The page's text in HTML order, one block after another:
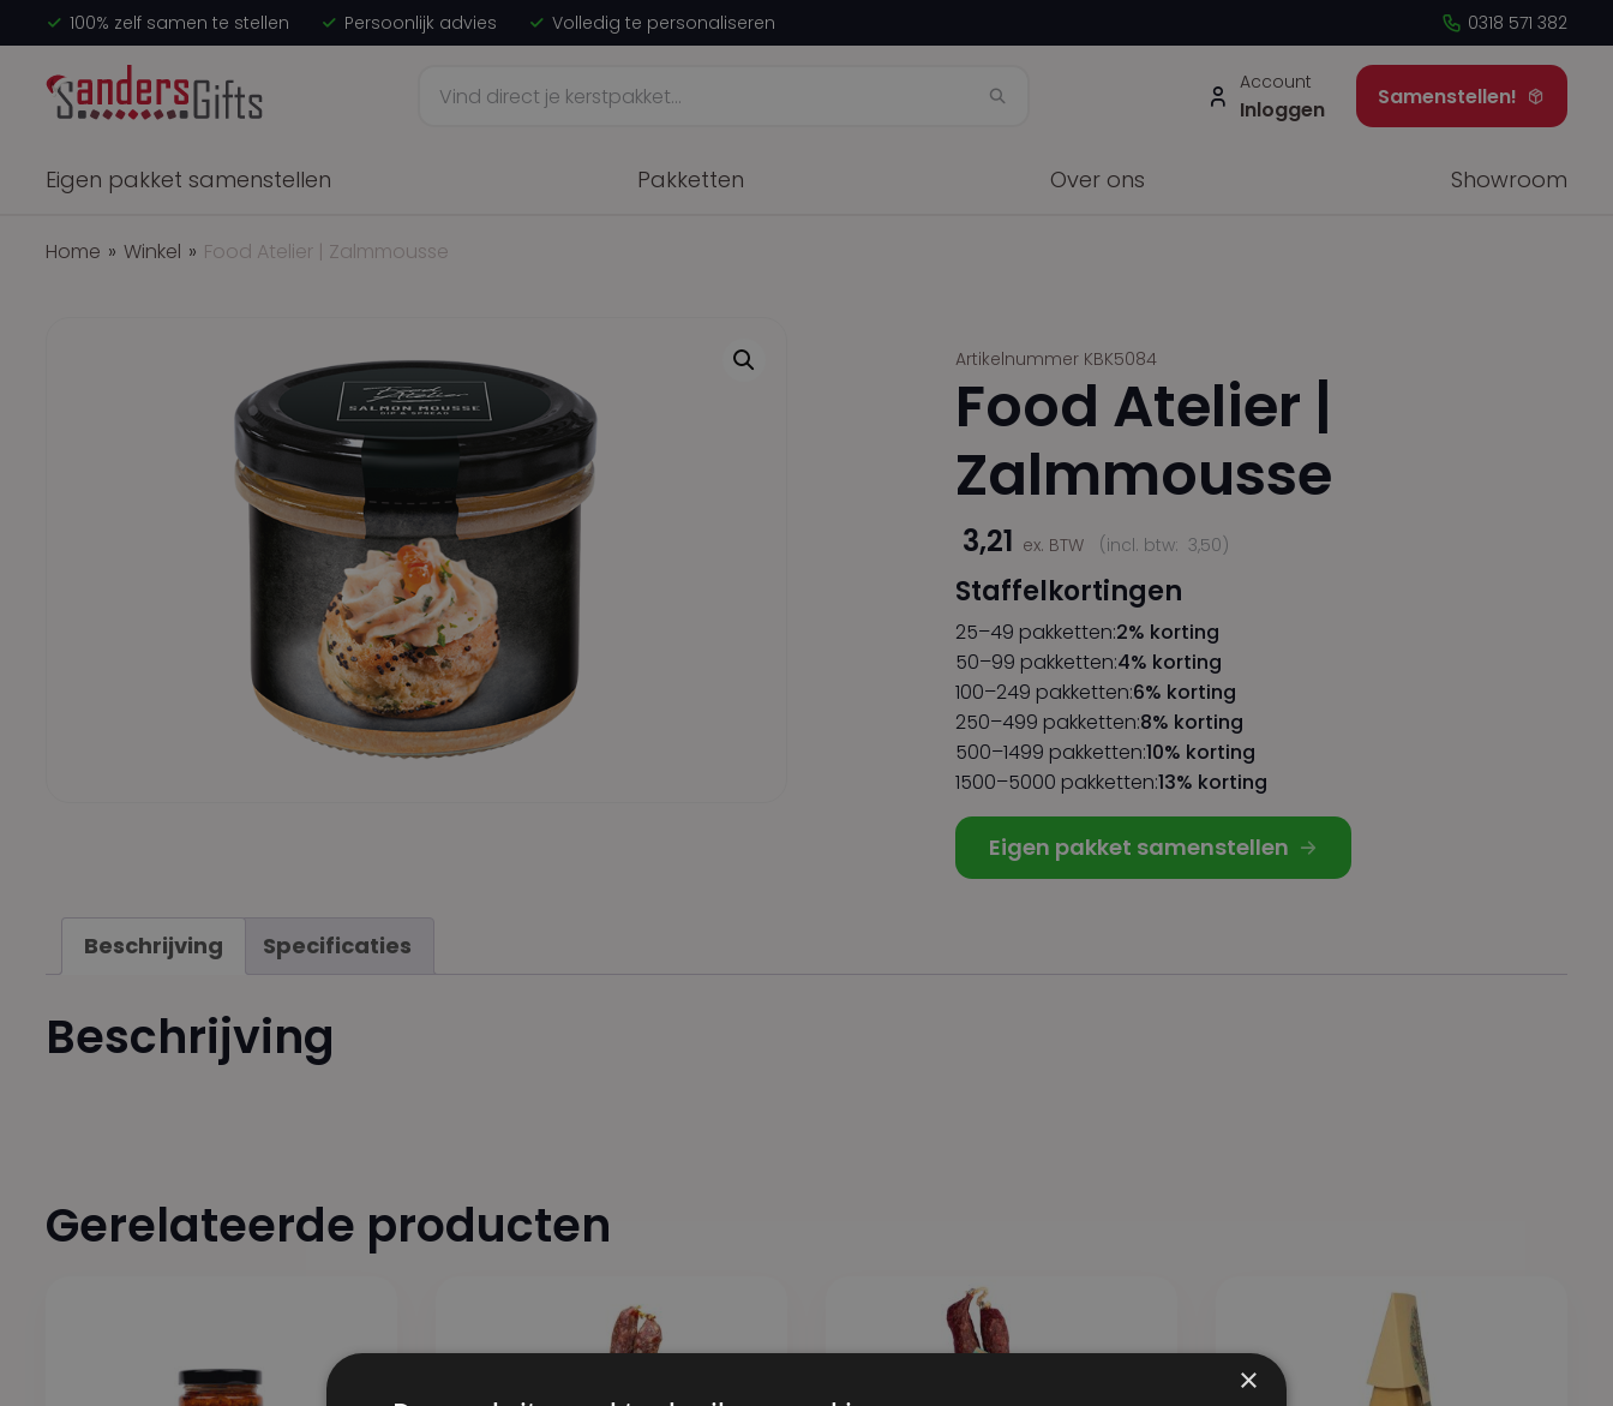
100% zelf samen te stellen Persoonlijk advies Volledig te personaliseren 0318 571 382
Account
Inloggen Samenstellen!
Eigen pakket samenstellen Pakketten Over ons Showroom
Home » Winkel » Food Atelier | Zalmmousse
Artikelnummer KBK5084
Food Atelier |
Zalmmousse
3,21 ex. BTW (incl. btw: 3,50)
Staffelkortingen
25–49 pakketten:2% korting
50–99 pakketten:4% korting
100–249 pakketten:6% korting
250–499 pakketten:8% korting
500–1499 pakketten:10% korting
1500–5000 pakketten:13% korting
Eigen pakket samenstellen
Beschrijving Specificaties
Beschrijving
Gerelateerde producten
×
×